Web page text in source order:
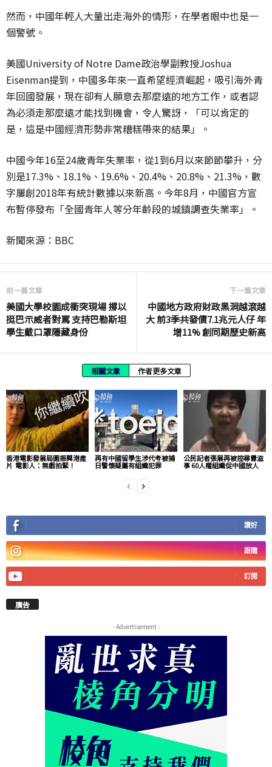
然而，中國年輕人大量出走海外的情形，在學者眼中也是一
個警號。
美國University of Notre Dame政治學副教授Joshua
Eisenman提到，中國多年來一直希望經濟崛起，吸引海外青
年回國發展，現在卻有人願意去那麼遠的地方工作，或者認
為必須走那麼遠才能找到機會，令人驚訝，「可以肯定的
是，這是中國經濟形勢非常糟糕帶來的結果」。
中國今年16至24歲青年失業率，從1到6月以來節節攀升，分
別是17.3%、18.1%、19.6%、20.4%、20.8%、21.3%，數
字屢創2018年有統計數據以來新高。今年8月，中國官方宣
布暫停發布「全國青年人等分年齡段的城鎮調查失業率」。
新聞來源：BBC
前一篇文章
美國大學校園成衝突現場 撐以
挺巴示威者對罵 支持巴勒斯坦
學生戴口罩隱藏身份
下一篇文章
中國地方政府財政黑洞越滾越
大 前3季共發債7.1兆元人仔 年
增11% 創同期歷史新高
相關文章 作者更多文章
香港電影發展局圖振興港產
片 電影人：無戲拍緊！
再有中國留學生涉代考被捕
日警懷疑屬有組織犯罪
公民記者張展再被控尋釁滋
事 60人權組織促中國放人
讚好
跟隨
訂閱
廣告
- Advertisement -